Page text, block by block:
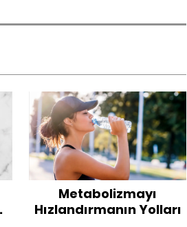
Metabolizmayı
Hızlandırmanın Yolları